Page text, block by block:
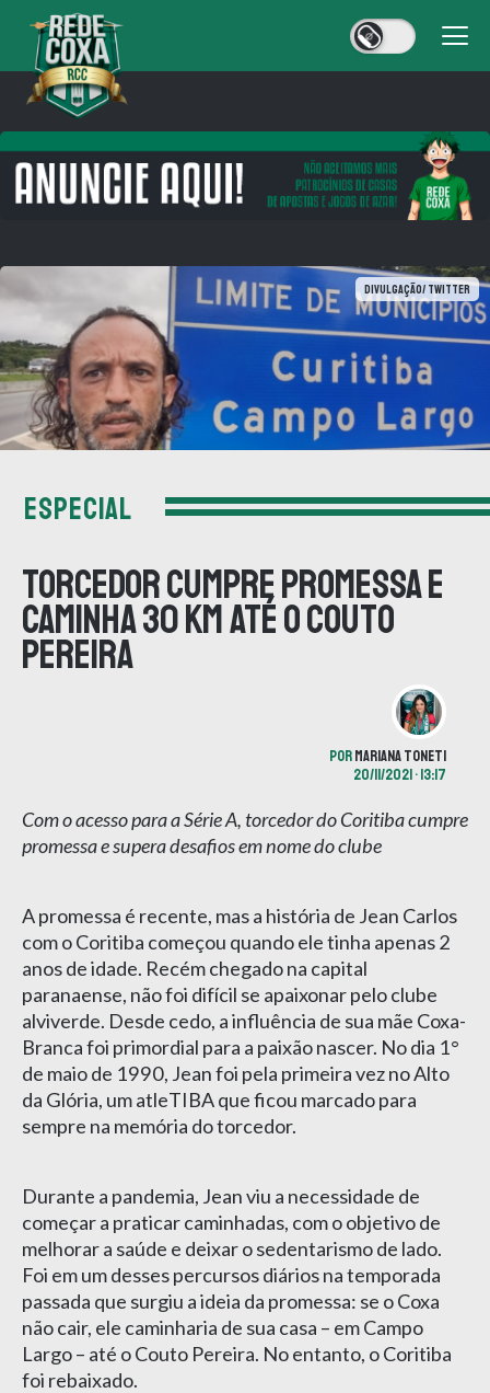
Divulgação/ Twitter
ESPECIAL
Torcedor cumpre promessa e
caminha 30 km até o Couto
Pereira
PORMARIANA TONETI
20/11/2021 • 13:17
Com o acesso para a Série A, torcedor do Coritiba cumpre
promessa e supera desafios em nome do clube
A promessa é recente, mas a história de Jean Carlos
com o Coritiba começou quando ele tinha apenas 2
anos de idade. Recém chegado na capital
paranaense, não foi difícil se apaixonar pelo clube
alviverde. Desde cedo, a influência de sua mãe Coxa-
Branca foi primordial para a paixão nascer. No dia 1°
de maio de 1990, Jean foi pela primeira vez no Alto
da Glória, um atleTIBA que ficou marcado para
sempre na memória do torcedor.
Durante a pandemia, Jean viu a necessidade de
começar a praticar caminhadas, com o objetivo de
melhorar a saúde e deixar o sedentarismo de lado.
Foi em um desses percursos diários na temporada
passada que surgiu a ideia da promessa: se o Coxa
não cair, ele caminharia de sua casa – em Campo
Largo – até o Couto Pereira. No entanto, o Coritiba
foi rebaixado.